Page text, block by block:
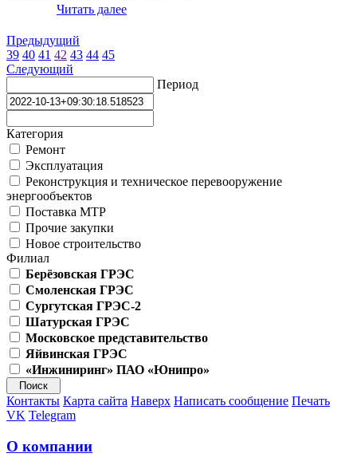
Читать далее
Предыдущий
39 40 41 42 43 44 45
Следующий
Период
Категория
Ремонт
Эксплуатация
Реконструкция и техническое перевооружение
энергообъектов
Поставка МТР
Прочие закупки
Новое строительство
Филиал
Берёзовская ГРЭС
Смоленская ГРЭС
Сургутская ГРЭС-2
Шатурская ГРЭС
Московское представительство
Яйвинская ГРЭС
«Инжиниринг» ПАО «Юнипро»
Контакты Карта сайта Наверх Написать сообщение Печать
VK Telegram
О компании